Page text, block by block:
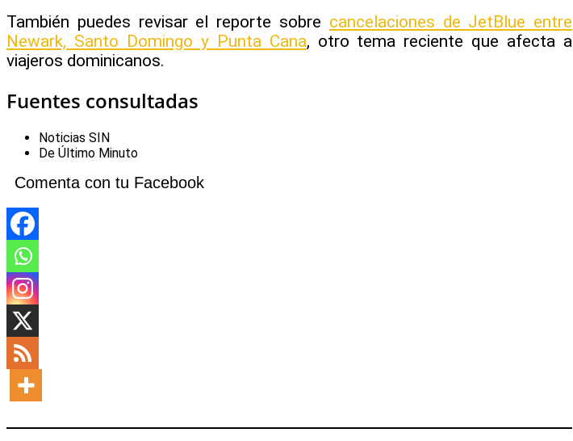
También puedes revisar el reporte sobre cancelaciones de JetBlue entre
Newark, Santo Domingo y Punta Cana, otro tema reciente que afecta a
viajeros dominicanos.
Fuentes consultadas
Noticias SIN
De Último Minuto
Comenta con tu Facebook